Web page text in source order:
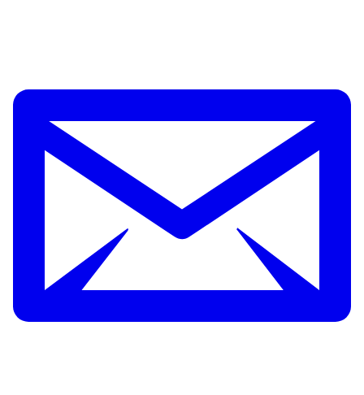
na de eerdere debatten hierover met de Tweede
de afspraken die eerder in het
Hoofdlijnenakkoord zijn gemaakt. Dat geldt ook
voor de afspraken over het asielbeleid. Onze
doelstellingen zijn helder: het moet sneller,
strenger en soberder. Daarom gaan wij door met
de voorbereiding van de noodwetgeving. Dat is de
route die is gekozen en waarop wij door willen
gaan. Dat heb ik in het debat met de Eerste Kamer
besluitvorming alle adviezen, uitspraken en